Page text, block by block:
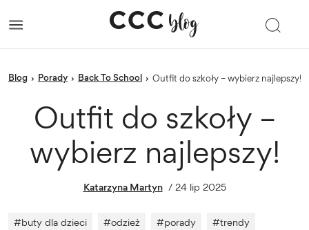
blog › porady › Back To School › Outfit do szkoły – wybierz najlepszy!
Outfit do szkoły –
wybierz najlepszy!
Katarzyna Martyn / 24 lip 2025
#buty dla dzieci #odzież #porady #trendy